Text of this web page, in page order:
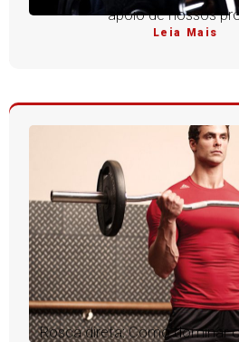
apoio de nossos
Leia Mais
Rosca direta: Como dominar